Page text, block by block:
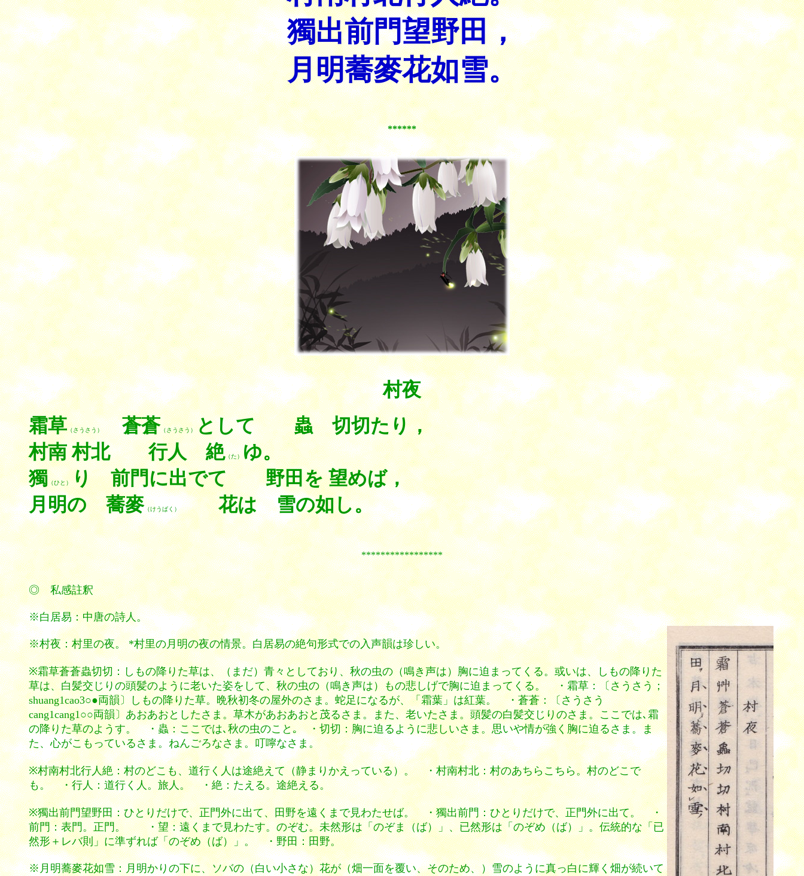
獨出前門望野田，
月明蕎麥花如雪。
******
村夜
霜草（さうさう）蒼蒼（さうさう）として 蟲 切切たり，
村南 村北 行人 絶（た）ゆ。
獨（ひと）り 前門に出でて 野田を 望めば，
月明の 蕎麥（けうばく）花は 雪の如し。
*****************
◎ 私感註釈
※白居易：中唐の詩人。
※村夜：村里の夜。 *村里の月明の夜の情景。白居易の絶句形式での入声韻は珍しい。
※霜草蒼蒼蟲切切：しもの降りた草は、（まだ）青々としており、秋の虫の（鳴き声は）胸に迫まってくる。或いは、しもの降りた
草は、白髪交じりの頭髪のように老いた姿をして、秋の虫の（鳴き声は）もの悲しげで胸に迫まってくる。 ・霜草：〔さうさう；
shuang1cao3○●両韻〕しもの降りた草。晩秋初冬の屋外のさま。蛇足になるが、「霜葉」は紅葉。 ・蒼蒼：〔さうさう
cang1cang1○○両韻〕あおあおとしたさま。草木があおあおと茂るさま。また、老いたさま。頭髪の白髪交じりのさま。ここでは､霜
の降りた草のようす。 ・蟲：ここでは､秋の虫のこと｡ ・切切：胸に迫るように悲しいさま。思いや情が強く胸に迫るさま。ま
た、心がこもっているさま。ねんごろなさま。叮嚀なさま。
※村南村北行人絶：村のどこも、道行く人は途絶えて（静まりかえっている）。 ・村南村北：村のあちらこちら。村のどこで
も。 ・行人：道行く人。旅人。 ・絶：たえる。途絶える。
※獨出前門望野田：ひとりだけで、正門外に出て、田野を遠くまで見わたせば。 ・獨出前門：ひとりだけで、正門外に出て。 ・
前門：表門。正門。 ・望：遠くまで見わたす。のぞむ。未然形は「のぞま（ば）」、已然形は「のぞめ（ば）」。伝統的な「已
然形＋レバ則」に準ずれば「のぞめ（ば）」。 ・野田：田野。
※月明蕎麥花如雪：月明かりの下に、ソバの（白い小さな）花が（畑一面を覆い、そのため、）雪のように真っ白に輝く畑が続いて